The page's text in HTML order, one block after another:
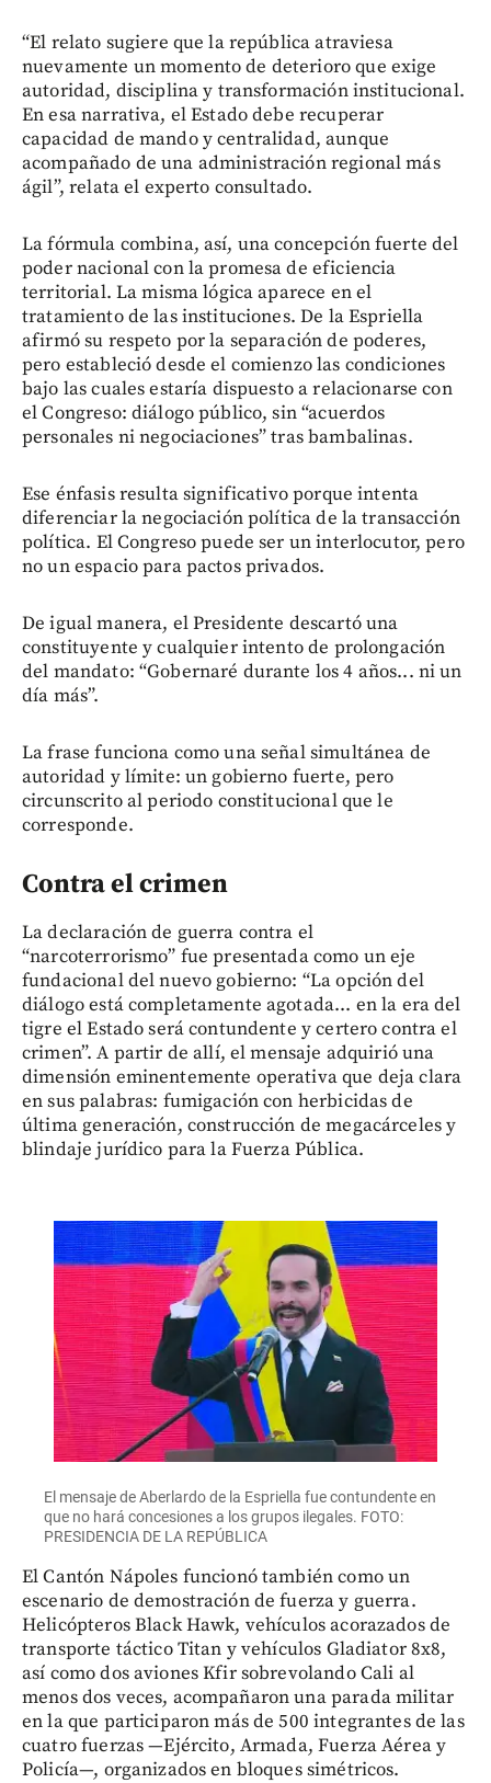
“El relato sugiere que la república atraviesa
nuevamente un momento de deterioro que exige
autoridad, disciplina y transformación institucional.
En esa narrativa, el Estado debe recuperar
capacidad de mando y centralidad, aunque
acompañado de una administración regional más
ágil”, relata el experto consultado.
La fórmula combina, así, una concepción fuerte del
poder nacional con la promesa de eficiencia
territorial. La misma lógica aparece en el
tratamiento de las instituciones. De la Espriella
afirmó su respeto por la separación de poderes,
pero estableció desde el comienzo las condiciones
bajo las cuales estaría dispuesto a relacionarse con
el Congreso: diálogo público, sin “acuerdos
personales ni negociaciones” tras bambalinas.
Ese énfasis resulta significativo porque intenta
diferenciar la negociación política de la transacción
política. El Congreso puede ser un interlocutor, pero
no un espacio para pactos privados.
De igual manera, el Presidente descartó una
constituyente y cualquier intento de prolongación
del mandato: “Gobernaré durante los 4 años... ni un
día más”.
La frase funciona como una señal simultánea de
autoridad y límite: un gobierno fuerte, pero
circunscrito al periodo constitucional que le
corresponde.
Contra el crimen
La declaración de guerra contra el
“narcoterrorismo” fue presentada como un eje
fundacional del nuevo gobierno: “La opción del
diálogo está completamente agotada... en la era del
tigre el Estado será contundente y certero contra el
crimen”. A partir de allí, el mensaje adquirió una
dimensión eminentemente operativa que deja clara
en sus palabras: fumigación con herbicidas de
última generación, construcción de megacárceles y
blindaje jurídico para la Fuerza Pública.
El mensaje de Aberlardo de la Espriella fue contundente en
que no hará concesiones a los grupos ilegales. FOTO:
PRESIDENCIA DE LA REPÚBLICA
El Cantón Nápoles funcionó también como un
escenario de demostración de fuerza y guerra.
Helicópteros Black Hawk, vehículos acorazados de
transporte táctico Titan y vehículos Gladiator 8x8,
así como dos aviones Kfir sobrevolando Cali al
menos dos veces, acompañaron una parada militar
en la que participaron más de 500 integrantes de las
cuatro fuerzas —Ejército, Armada, Fuerza Aérea y
Policía—, organizados en bloques simétricos.